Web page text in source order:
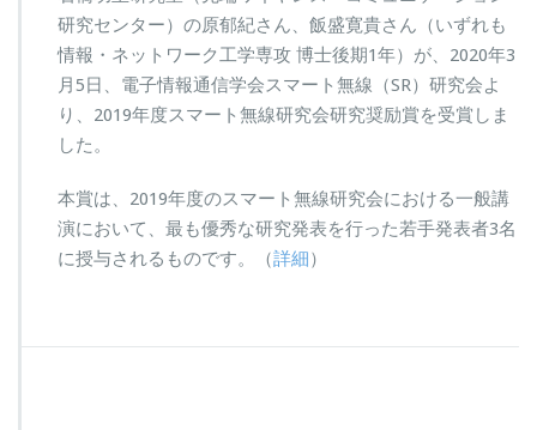
研究センター）の原郁紀さん、飯盛寛貴さん（いずれも
情報・ネットワーク工学専攻 博士後期1年）が、2020年3
月5日、電子情報通信学会スマート無線（SR）研究会よ
り、2019年度スマート無線研究会研究奨励賞を受賞しま
した。
本賞は、2019年度のスマート無線研究会における一般講
演において、最も優秀な研究発表を行った若手発表者3名
に授与されるものです。（詳細）